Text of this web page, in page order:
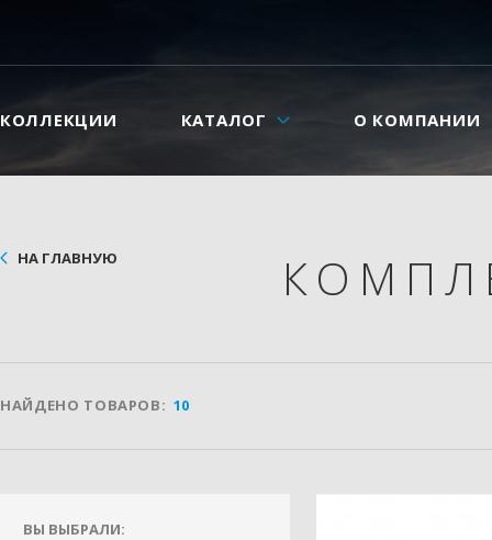
КОЛЛЕКЦИИ КАТАЛОГ О КОМПАНИИ
НА ГЛАВНУЮ
НАЙДЕНО ТОВАРОВ: 10
ВЫ ВЫБРАЛИ: